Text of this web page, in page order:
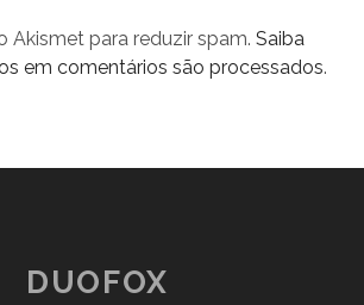
Akismet para reduzir spam. Saiba
em comentários são processados.
DUOFOX